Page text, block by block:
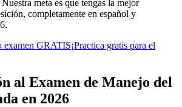
meta es que tengas la mejor
completamente en español y
examen GRATIS¡Practica gratis para el
al Examen de Manejo del
en 2026